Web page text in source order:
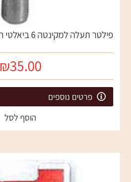
פילטר תעלה למקינטה 6 ביאלטי רגיל
₪35.00
פרטים נוספים
הוסף לסל